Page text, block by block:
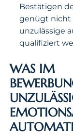
Bestätigen
genügt nicht
unzulässige
qualifiziert
WAS IM